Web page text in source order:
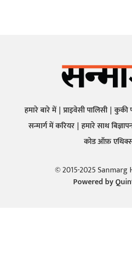
हमारे बारे में प्राइवेसी पालिसी कुकी
सन्मार्ग में करियर हमारे साथ
कोड ऑफ़
© 2015-2025 Sanmarg
Powered by